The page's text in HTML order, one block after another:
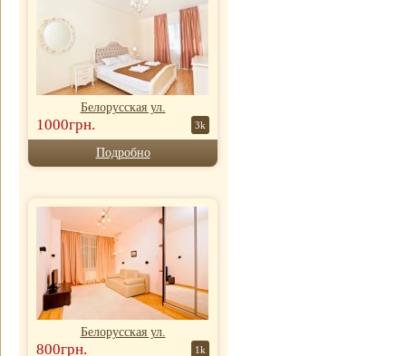
Белорусская ул.
1000грн. 3k
Подробно
Белорусская ул.
800грн. 1k